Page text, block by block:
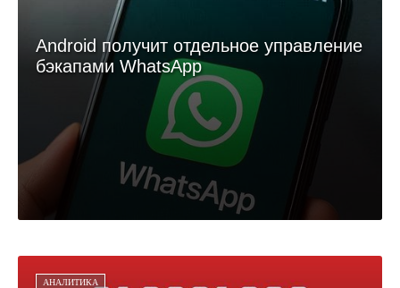
Android получит отдельное управление
бэкапами WhatsApp
АНАЛИТИКА